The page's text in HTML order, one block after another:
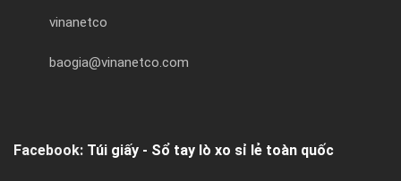
vinanetco
baogia@vinanetco.com
Facebook: Túi giấy - Sổ tay lò xo sỉ lẻ toàn quốc